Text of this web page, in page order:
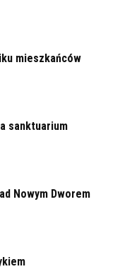
mieszkańców
sanktuarium
Nowym Dworem